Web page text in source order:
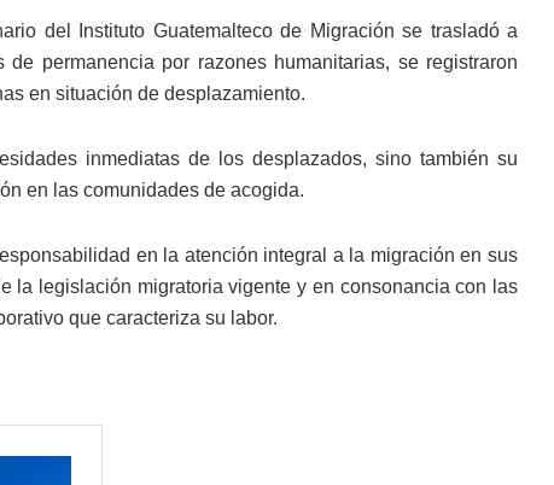
del Instituto Guatemalteco de Migración se trasladó a
permanencia por razones humanitarias, se registraron
en situación de desplazamiento.
inmediatas de los desplazados, sino también su
en las comunidades de acogida.
en la atención integral a la migración en sus
la legislación migratoria vigente y en consonancia con las
que caracteriza su labor.